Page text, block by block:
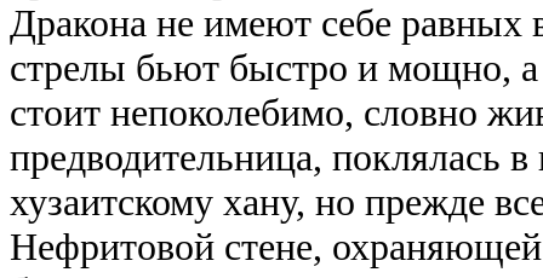
Дракона не имеют себе равных
стрелы бьют быстро и мощно,
стоит непоколебимо, словно
предводительница, поклялась
хузаитскому хану, но прежде
Нефритовой стене,